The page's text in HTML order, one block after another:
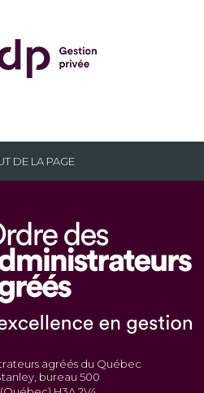
DE LA PAGE
agréés du Québec
bureau 500